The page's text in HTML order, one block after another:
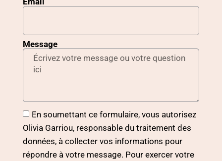
Message
En soumettant ce formulaire, vous autorisez
Olivia Garriou, responsable du traitement des
données, à collecter vos informations pour
répondre à votre message. Pour exercer votre